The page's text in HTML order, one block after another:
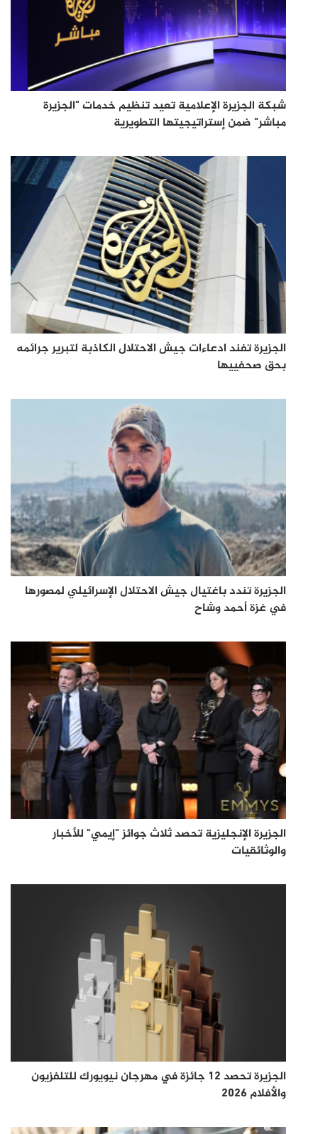
شبكة الجزيرة الإعلامية تعيد تنظيم خدمات "الجزيرة
مباشر" ضمن إستراتيجيتها التطويرية
الجزيرة تفند ادعاءات جيش الاحتلال الكاذبة لتبرير جرائمه
بحق صحفييها
الجزيرة تندد باغتيال جيش الاحتلال الإسرائيلي لمصورها
في غزة أحمد وشاح
الجزيرة الإنجليزية تحصد ثلاث جوائز "إيمي" للأخبار
والوثائقيات
الجزيرة تحصد 12 جائزة في مهرجان نيويورك للتلفزيون
والأفلام 2026